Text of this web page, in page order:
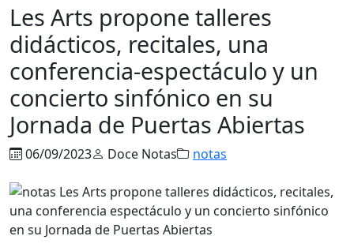
Les Arts propone talleres
didácticos, recitales, una
conferencia-espectáculo y un
concierto sinfónico en su
Jornada de Puertas Abiertas
06/09/2023 Doce Notas notas